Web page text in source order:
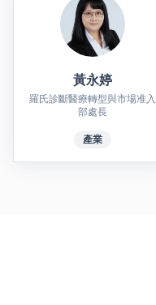
黃永婷
羅氏診斷醫療轉型與市場准入
部處長
產業